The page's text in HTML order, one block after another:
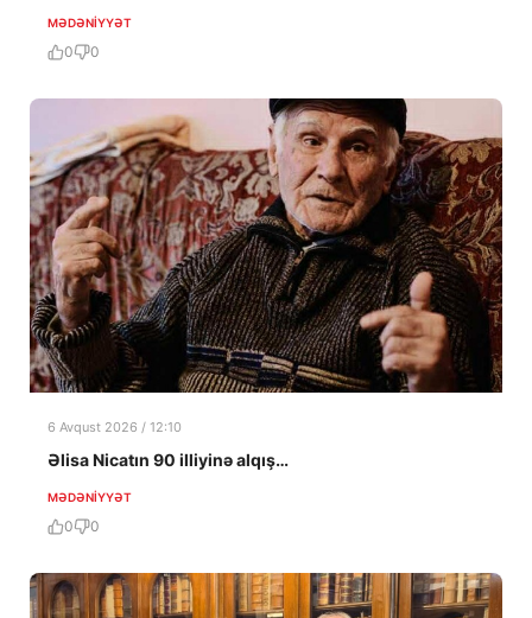
MƏDƏNIYYƏT
0 0
6 Avqust 2026 / 12:10
Əlisa Nicatın 90 illiyinə alqış…
MƏDƏNIYYƏT
0 0